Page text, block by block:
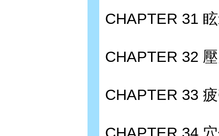
CHAPTER 31
CHAPTER 32
CHAPTER 33